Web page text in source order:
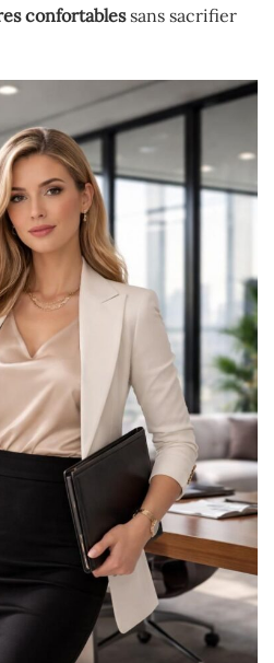
confortablessans sacrifier